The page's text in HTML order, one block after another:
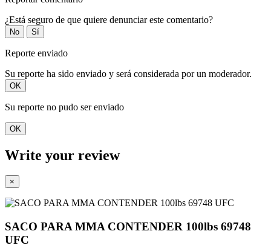
¿Está seguro de que quiere denunciar este comentario?
No Sí
Reporte enviado
Su reporte ha sido enviado y será considerada por un moderador.
OK
Su reporte no pudo ser enviado
OK
Write your review
×
SACO PARA MMA CONTENDER 100lbs 69748
UFC